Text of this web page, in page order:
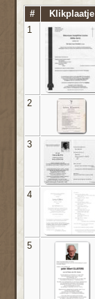
# Klikplaatje
1
2
3
4
5